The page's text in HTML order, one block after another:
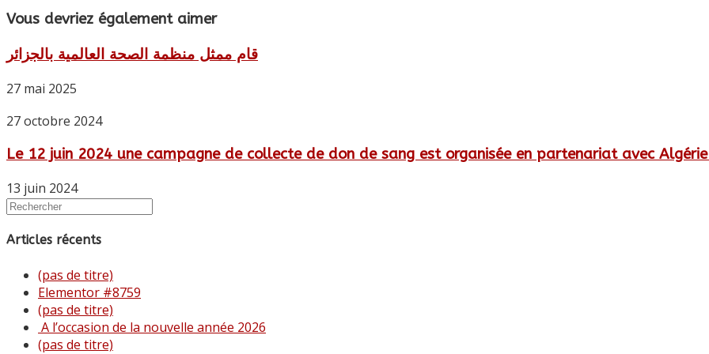
Vous devriez également aimer
قام ممثل منظمة الصحة العالمية بالجزائر
27 mai 2025
27 octobre 2024
Le 12 juin 2024 une campagne de collecte de don de sang est organisée en partenariat avec
13 juin 2024
Articles récents
(pas de titre)
Elementor #8759
(pas de titre)
A l’occasion de la nouvelle année 2026
(pas de titre)